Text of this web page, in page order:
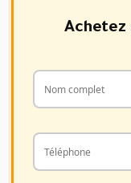
Achetez